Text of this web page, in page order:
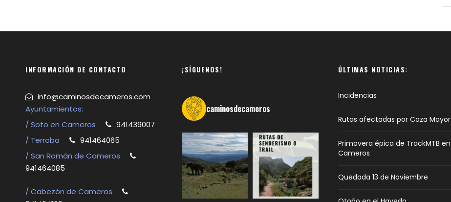
INFORMACIÓN DE CONTACTO
info@caminosdecameros.com
Ayuntamientos:
/ Soto en Cameros
941439007
/ Terroba
941464065
/ San Román de Cameros
941464085
/ Cabezón de Cameros
¡SÍGUENOS!
caminosdecameros
ÚLTIMAS NOTICIAS:
Incidencias
Rutas afectadas por Caza Mayor
Primavera épica de TrackMTB en
Cameros
Quedada 13 de Noviembre